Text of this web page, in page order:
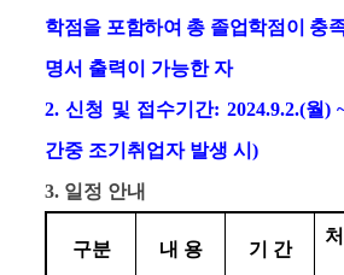
학점을 포함하여 총 졸업학점이 충
명서 출력이 가능한 자
2. 신청 및 접수기간: 2024.9.2.(월)
간중 조기취업자 발생 시 )
3. 일정 안내
구분 내 용 기 간